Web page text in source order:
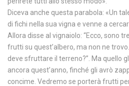
Diceva anche questa parabola: «Un
di fichi nella sua vigna e venne a
Allora disse al vignaiolo: “Ecco, sono
frutti su quest’albero, ma non ne
deve sfruttare il terreno?”. Ma quello
ancora quest’anno, finché gli avrò
concime. Vedremo se porterà frutti